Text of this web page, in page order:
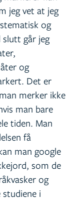
jeg vet at jeg
og
går jeg
og
Det er
merker ikke
man bare
tiden. Man
få
man google
som de
og
i